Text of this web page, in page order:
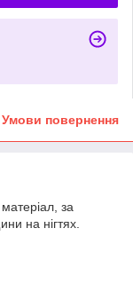
Умови повернення
за
на нігтях.